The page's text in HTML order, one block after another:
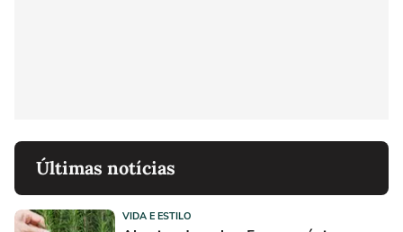
Últimas notícias
VIDA E ESTILO